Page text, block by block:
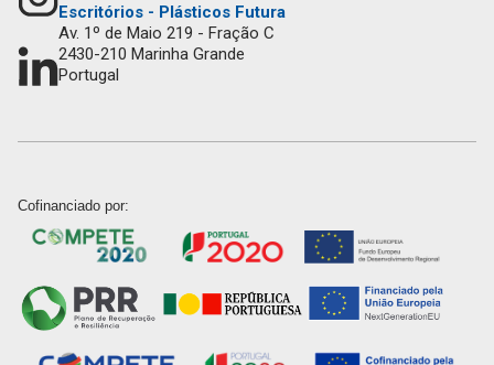
Escritórios - Plásticos Futura
Av. 1º de Maio 219 - Fração C
2430-210 Marinha Grande
Portugal
Cofinanciado por: